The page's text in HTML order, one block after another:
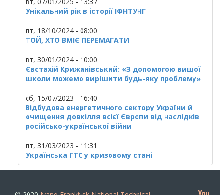
Унікальний рік в історії ІФНТУНГ
пт, 18/10/2024 - 08:00
ТОЙ, ХТО ВМІЄ ПЕРЕМАГАТИ
вт, 30/01/2024 - 10:00
Євстахій Крижанівський: «З допомогою вищої
школи можемо вирішити будь-яку проблему»
сб, 15/07/2023 - 16:40
Відбудова енергетичного сектору України й
очищення довкілля всієї Європи від наслідків
російсько-української війни
пт, 31/03/2023 - 11:31
Українська ГТС у кризовому стані